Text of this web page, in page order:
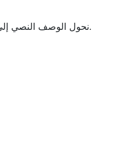
نحول الوصف النصي إلى مرجع ثنائي الأبعاد، ثم إلى نموذج ثلاثي الأبعاد جاهز للطباعة، وأخيرًا إلى مجسم مصغر ملوّن يدويًا.